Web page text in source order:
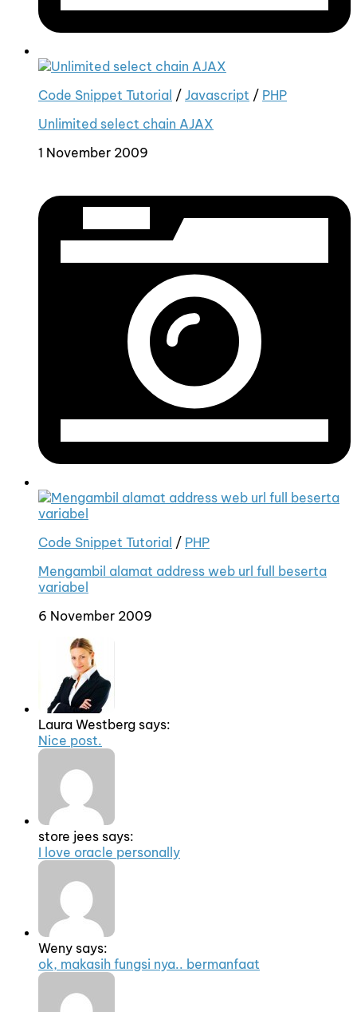
Code Snippet Tutorial / Javascript / PHP
Unlimited select chain AJAX
1 November 2009
Code Snippet Tutorial / PHP
Mengambil alamat address web url full beserta
variabel
6 November 2009
Laura Westberg says:
Nice post.
store jees says:
I love oracle personally
Weny says:
ok, makasih fungsi nya.. bermanfaat